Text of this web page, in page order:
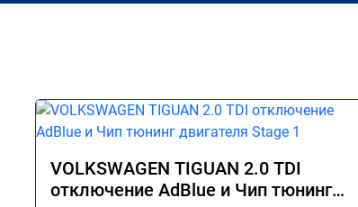
VOLKSWAGEN TIGUAN 2.0 TDI
отключение AdBlue и Чип тюнинг